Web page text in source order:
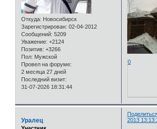
Откуда: Новосибирск
Зарегистрирован: 02-04-2012
Сообщений: 5209
Уважение: +2124
Позитив: +3266
Пол: Мужской
Провел на форуме:
2 месяца 27 дней
Последний визит:
31-07-2026 18:31:44
0
2013
Уралец